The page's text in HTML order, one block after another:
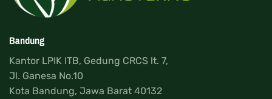
Bandung
Kantor LPIK ITB, Gedung CRCS lt. 7,
Jl. Ganesa No.10
Kota Bandung, Jawa Barat 40132